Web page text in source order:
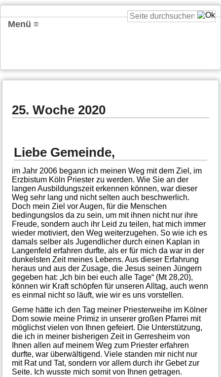
Menü ≡
25. Woche 2020
Liebe Gemeinde,
im Jahr 2006 begann ich meinen Weg mit dem Ziel, im
Erzbistum Köln Priester zu werden. Wie Sie an der
langen Ausbildungszeit erkennen können, war dieser
Weg sehr lang und nicht selten auch beschwerlich.
Doch mein Ziel vor Augen, für die Menschen
bedingungslos da zu sein, um mit ihnen nicht nur ihre
Freude, sondern auch ihr Leid zu teilen, hat mich immer
wieder motiviert, den Weg weiterzugehen. So wie ich es
damals selber als Jugendlicher durch einen Kaplan in
Langenfeld erfahren durfte, als er für mich da war in der
dunkelsten Zeit meines Lebens. Aus dieser Erfahrung
heraus und aus der Zusage, die Jesus seinen Jüngern
gegeben hat: „Ich bin bei euch alle Tage“ (Mt 28,20),
können wir Kraft schöpfen für unseren Alltag, auch wenn
es einmal nicht so läuft, wie wir es uns vorstellen.
Gerne hätte ich den Tag meiner Priesterweihe im Kölner
Dom sowie meine Primiz in unserer großen Pfarrei mit
möglichst vielen von Ihnen gefeiert. Die Unterstützung,
die ich in meiner bisherigen Zeit in Gerresheim von
Ihnen allen auf meinem Weg zum Priester erfahren
durfte, war überwältigend. Viele standen mir nicht nur
mit Rat und Tat, sondern vor allem durch ihr Gebet zur
Seite. Ich wusste mich somit von Ihnen getragen.